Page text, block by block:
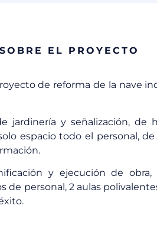
SOBRE EL PROYECTO
de reforma de la nave
y señalización, de
espacio todo el personal,
y ejecución de
personal, 2 aulas